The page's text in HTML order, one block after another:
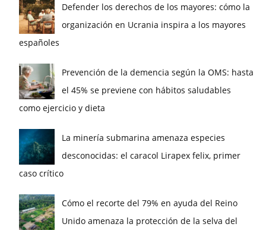
Defender los derechos de los mayores: cómo la
organización en Ucrania inspira a los mayores
españoles
Prevención de la demencia según la OMS: hasta
el 45% se previene con hábitos saludables
como ejercicio y dieta
La minería submarina amenaza especies
desconocidas: el caracol Lirapex felix, primer
caso crítico
Cómo el recorte del 79% en ayuda del Reino
Unido amenaza la protección de la selva del